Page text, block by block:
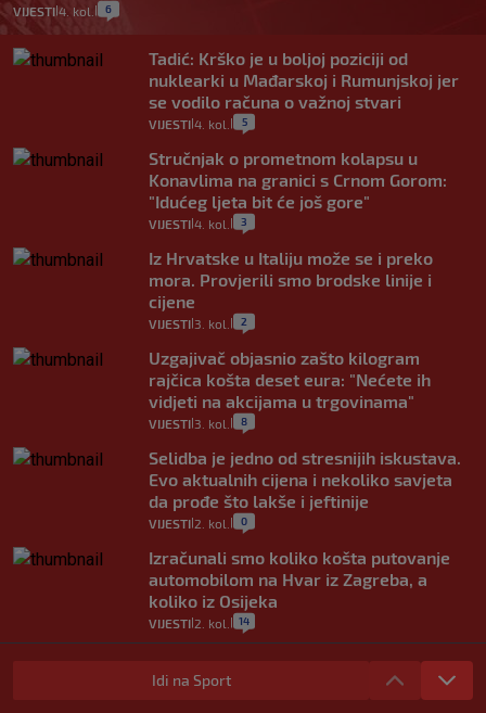
VIJESTI 4. kol. 6
Tadić: Krško je u boljoj poziciji od
nuklearki u Mađarskoj i Rumunjskoj jer
se vodilo računa o važnoj stvari
VIJESTI 4. kol. 5
Stručnjak o prometnom kolapsu u
Konavlima na granici s Crnom Gorom:
"Idućeg ljeta bit će još gore"
VIJESTI 4. kol. 3
Iz Hrvatske u Italiju može se i preko
mora. Provjerili smo brodske linije i
cijene
VIJESTI 3. kol. 2
Uzgajivač objasnio zašto kilogram
rajčica košta deset eura: "Nećete ih
vidjeti na akcijama u trgovinama"
VIJESTI 3. kol. 8
Selidba je jedno od stresnijih iskustava.
Evo aktualnih cijena i nekoliko savjeta
da prođe što lakše i jeftinije
VIJESTI 2. kol. 0
Izračunali smo koliko košta putovanje
automobilom na Hvar iz Zagreba, a
koliko iz Osijeka
VIJESTI 2. kol. 14
"Kći je otišla na more, a zaboravila
zdravstvenu iskaznicu". Kakva su prava
pacijenata izvan mjesta prebivališta?
Idi na Sport